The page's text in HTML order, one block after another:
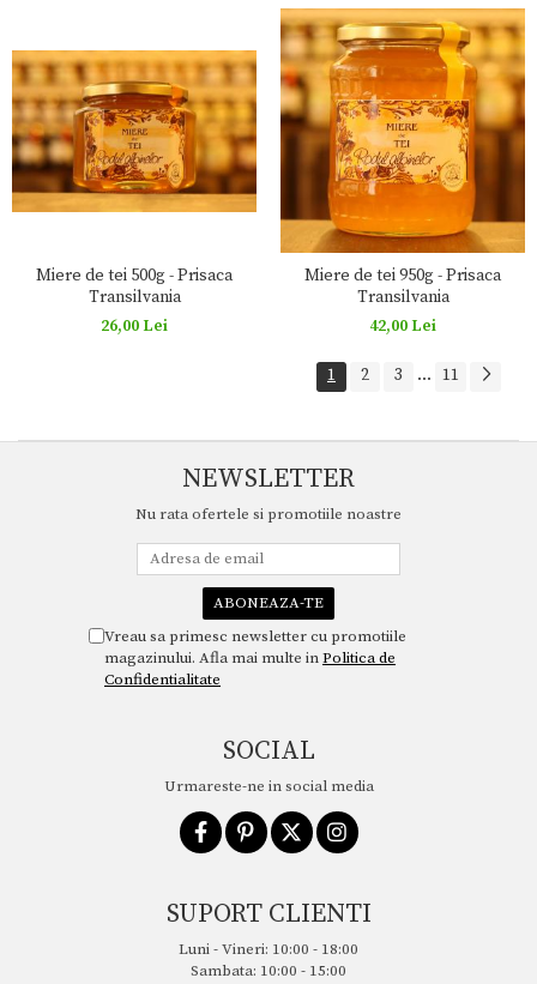
Miere de tei 500g - Prisaca
Transilvania
26,00 Lei
Miere de tei 950g - Prisaca
Transilvania
42,00 Lei
1 2 3 ... 11
NEWSLETTER
Nu rata ofertele si promotiile noastre
Vreau sa primesc newsletter cu promotiile
magazinului. Afla mai multe inPolitica de
Confidentialitate
SOCIAL
Urmareste-ne in social media
SUPORT CLIENTI
Luni - Vineri: 10:00 - 18:00
Sambata: 10:00 - 15:00